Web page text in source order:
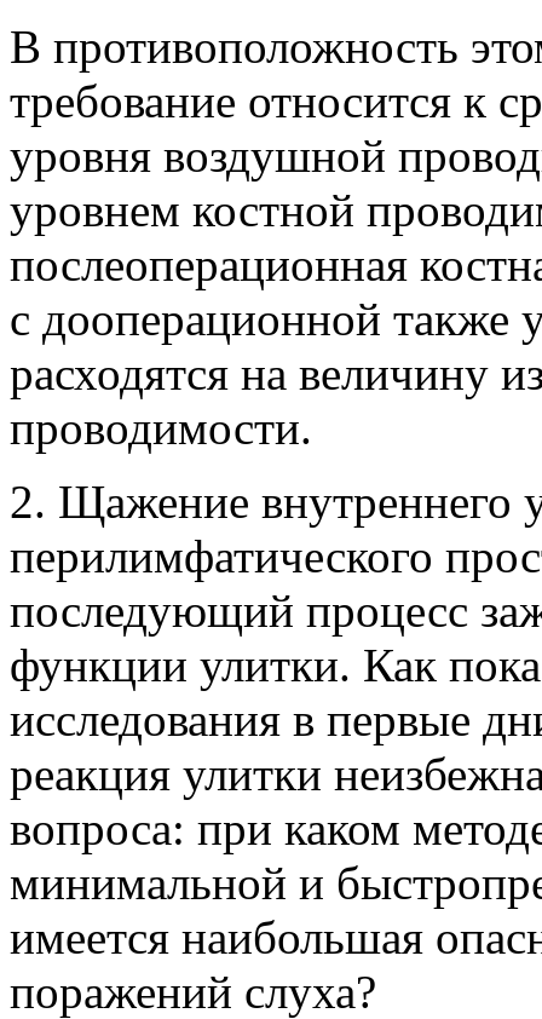
В противоположность
требование относится к
уровня воздушной
уровнем костной
послеоперационная
с дооперационной также
расходятся на величину
проводимости.
2. Щажение внутреннего
перилимфатического
последующий процесс
функции улитки. Как
исследования в первые
реакция улитки
вопроса: при каком
минимальной и
имеется наибольшая
поражений слуха?